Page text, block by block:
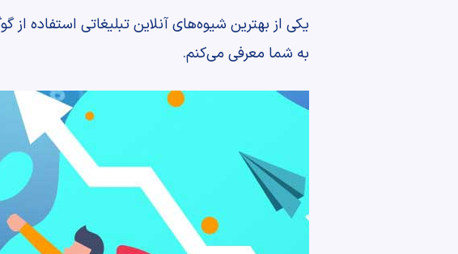
یکی از بهترین شیوه‌های آنلاین تبلیغاتی استفاده
به شما معرفی می‌کنم.